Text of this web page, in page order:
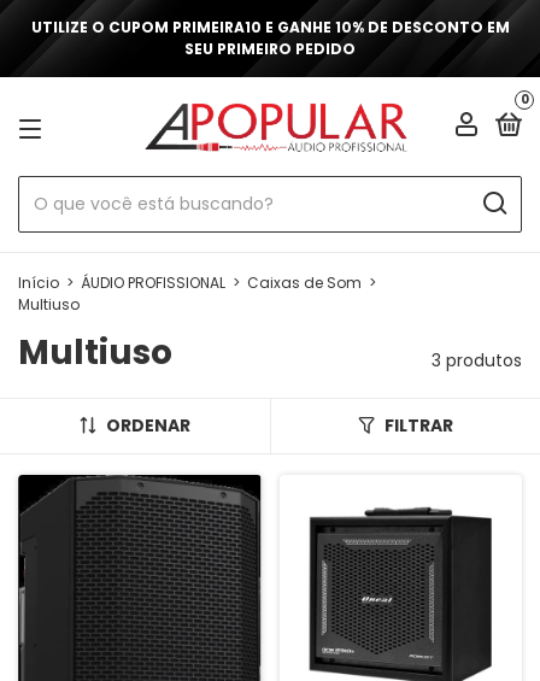
UTILIZE O CUPOM PRIMEIRA10 E GANHE 10% DE DESCONTO EM
SEU PRIMEIRO PEDIDO
0
Início > ÁUDIO PROFISSIONAL > Caixas de Som >
Multiuso
Multiuso 3 produtos
ORDENAR FILTRAR